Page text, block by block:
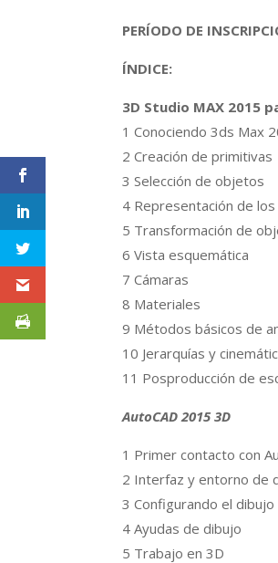
PERÍODO DE
ÍNDICE:
3D Studio MAX 2015
1 Conociendo 3ds Max
2 Creación de primitivas
3 Selección de objetos
4 Representación de
5 Transformación de
6 Vista esquemática
7 Cámaras
8 Materiales
9 Métodos básicos de
10 Jerarquías y
11 Posproducción de
AutoCAD 2015 3D
1 Primer contacto con
2 Interfaz y entorno de
3 Configurando el dibujo
4 Ayudas de dibujo
5 Trabajo en 3D